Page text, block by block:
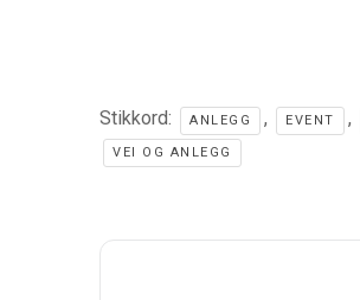
Stikkord: ANLEGG , EVENT ,
VEI OG ANLEGG